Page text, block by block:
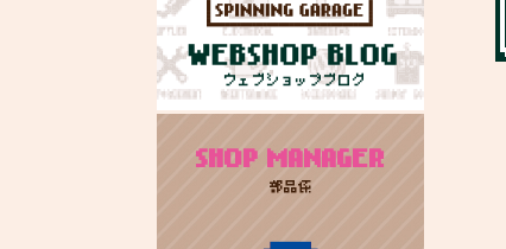
SHOP MANAGER
部品係